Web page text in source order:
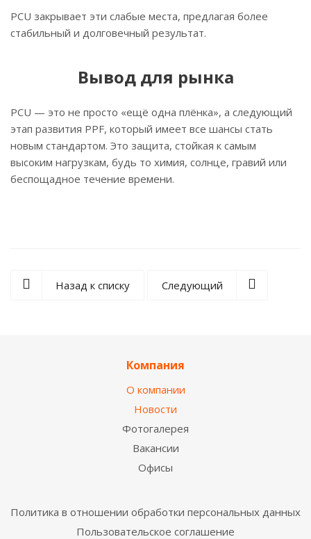
PCU закрывает эти слабые места, предлагая более
стабильный и долговечный результат.
Вывод для рынка
PCU — это не просто «ещё одна плёнка», а следующий
этап развития PPF, который имеет все шансы стать
новым стандартом. Это защита, стойкая к самым
высоким нагрузкам, будь то химия, солнце, гравий или
беспощадное течение времени.
Назад к списку Следующий
Компания
О компании
Новости
Фотогалерея
Вакансии
Офисы
Политика в отношении обработки персональных данных
Пользовательское соглашение